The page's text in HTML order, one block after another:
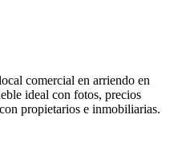
comercial en arriendo en
ideal con fotos, precios
propietarios e inmobiliarias.